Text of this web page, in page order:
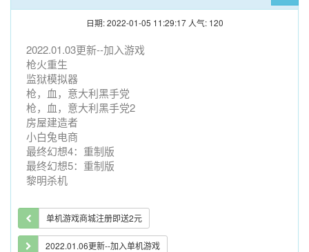
日期: 2022-01-05 11:29:17 人气: 120
2022.01.03更新--加入游戏
枪火重生
监狱模拟器
枪，血，意大利黑手党
枪，血，意大利黑手党2
房屋建造者
小白兔电商
最终幻想4：重制版
最终幻想5：重制版
黎明杀机
单机游戏商城注册即送2元
2022.01.06更新--加入单机游戏